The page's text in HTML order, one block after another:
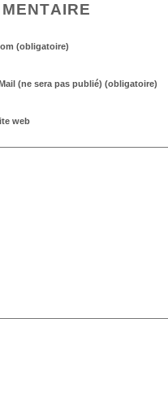
(obligatoire)
(ne sera pas publié) (obligatoire)
web